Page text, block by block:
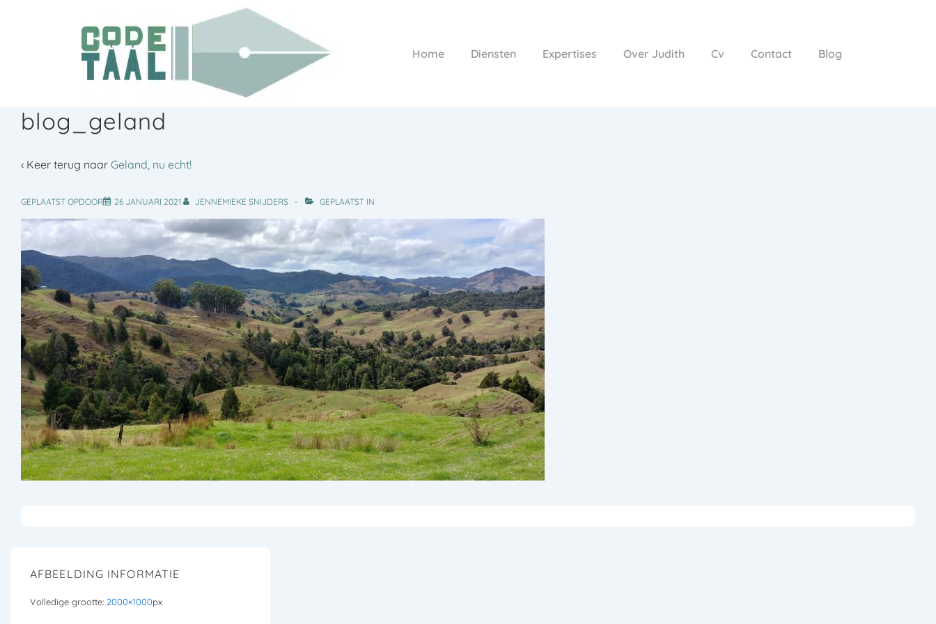
Home Diensten Expertises Over Judith Cv Contact Blog
blog_geland
‹ Keer terug naar Geland, nu echt!
GEPLAATST OPDOOR 26 JANUARI 2021 JENNEMIEKE SNIJDERS GEPLAATST IN
AFBEELDING INFORMATIE
Volledige grootte: 2000×1000px